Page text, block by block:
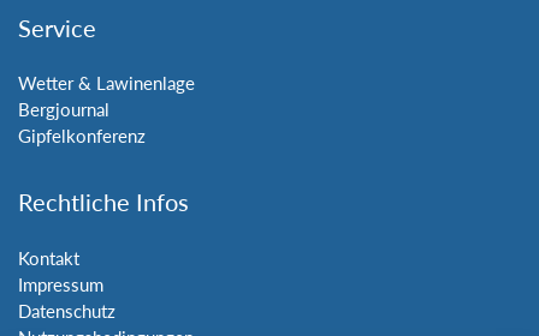
Service
Wetter & Lawinenlage
Bergjournal
Gipfelkonferenz
Rechtliche Infos
Kontakt
Impressum
Datenschutz